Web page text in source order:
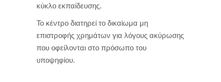
κύκλο εκπαίδευσης.
Το κέντρο διατηρεί το δικαίωμα μη
επιστροφής χρημάτων για λόγους ακύρωσης
που οφείλονται στο πρόσωπο του
υποψηφίου.